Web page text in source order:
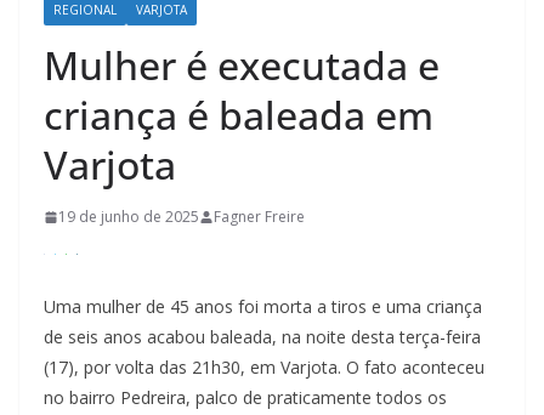
REGIONAL VARJOTA
Mulher é executada e
criança é baleada em
Varjota
19 de junho de 2025 Fagner Freire
Uma mulher de 45 anos foi morta a tiros e uma criança
de seis anos acabou baleada, na noite desta terça-feira
(17), por volta das 21h30, em Varjota. O fato aconteceu
no bairro Pedreira, palco de praticamente todos os